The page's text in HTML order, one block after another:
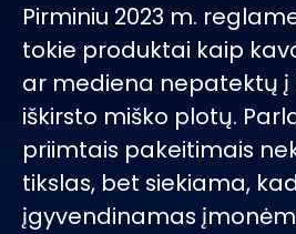
Pirminiu 2023 m.
tokie produktai kaip
ar mediena nepatektų į
iškirsto miško plotų.
priimtais pakeitimais
tikslas, bet siekiama,
įgyvendinamas